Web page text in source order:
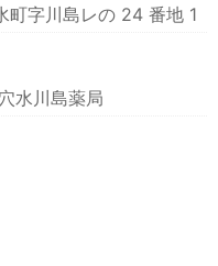
町字川島レの 24 番地 1
水川島薬局